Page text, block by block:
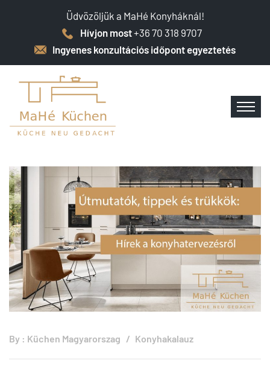
Üdvözöljük a MaHé Konyháknál!
Hívjon most+36 70 318 9707
Ingyenes konzultációs időpont egyeztetés
By : Küchen Magyarorszag Konyhakalauz